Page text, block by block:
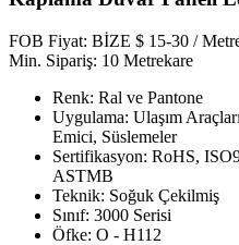
FOB Fiyat: BİZE $ 15-30 /
Min. Sipariş: 10 Metrekare
Renk: Ral ve Pantone
Uygulama: Ulaşım
Emici, Süslemeler
Sertifikasyon: RoHS,
ASTMB
Teknik: Soğuk Çekilmiş
Sınıf: 3000 Serisi
Öfke: O - H112